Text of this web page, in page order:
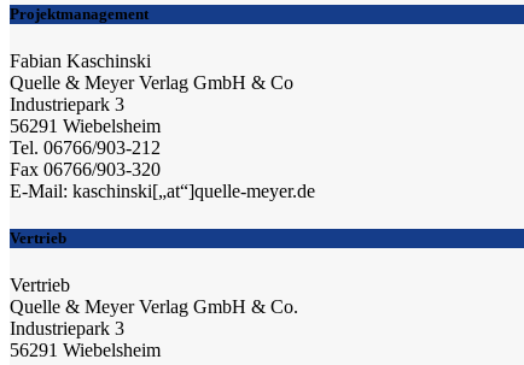
Projektmanagement
Fabian Kaschinski
Quelle & Meyer Verlag GmbH & Co
Industriepark 3
56291 Wiebelsheim
Tel. 06766/903-212
Fax 06766/903-320
E-Mail: kaschinski[„at“]quelle-meyer.de
Vertrieb
Vertrieb
Quelle & Meyer Verlag GmbH & Co.
Industriepark 3
56291 Wiebelsheim